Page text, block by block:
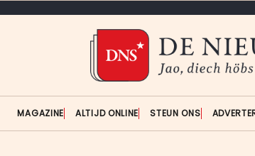
MAGAZINE ALTIJD ONLINE STEUN ONS